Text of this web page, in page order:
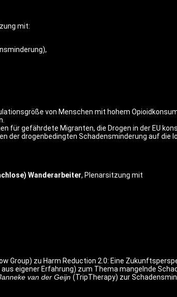
mit:
von Menschen mit hohem
für gefährdete Migranten, die Drogen in der EU
der drogenbedingten Schadensminderung auf die
Wanderarbeiter, Plenarsitzung mit
Group) zu Harm Reduction 2.0: Eine
aus eigener Erfahrung) zum Thema mangelnde
van der Geijn (TripTherapy) zur